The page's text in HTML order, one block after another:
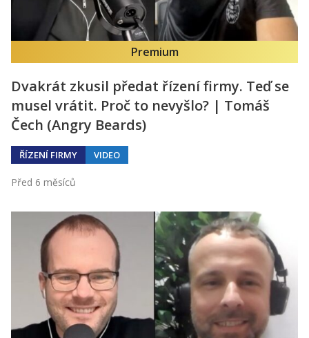
Premium
Dvakrát zkusil předat řízení firmy. Teď se
musel vrátit. Proč to nevyšlo? | Tomáš
Čech (Angry Beards)
ŘÍZENÍ FIRMY VIDEO
Před 6 měsíců